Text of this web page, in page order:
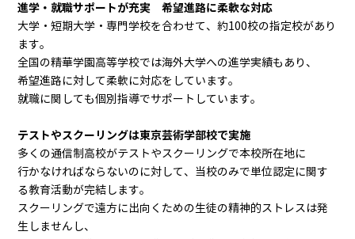
進学・就職サポートが充実 希望進路に柔軟な対応
大学・短期大学・専門学校を合わせて、約100校の指定校があり
ます。
全国の精華学園高等学校では海外大学への進学実績もあり、
希望進路に対して柔軟に対応をしています。
就職に関しても個別指導でサポートしています。
テストやスクーリングは東京芸術学部校で実施
多くの通信制高校がテストやスクーリングで本校所在地に
行かなければならないのに対して、当校のみで単位認定に関す
る教育活動が完結します。
スクーリングで遠方に出向くための生徒の精神的ストレスは発
生しませんし、